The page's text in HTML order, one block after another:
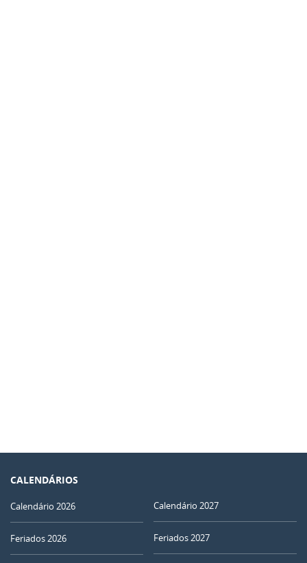
CALENDÁRIOS
Calendário 2026
Feriados 2026
Calendário 2027
Feriados 2027